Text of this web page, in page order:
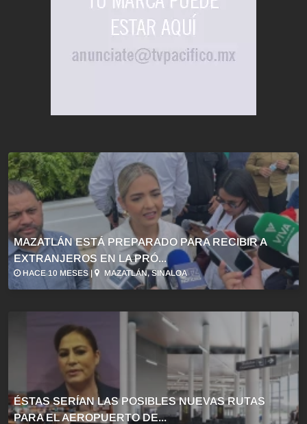
MAZATLÁN ESTÁ PREPARADO PARA RECIBIR A
EXTRANJEROS EN LA PRÓ...
HACE 10 MESES | MAZATLÁN, SINALOA
ÉSTAS SERÍAN LAS POSIBLES NUEVAS RUTAS
PARA EL AEROPUERTO DE...